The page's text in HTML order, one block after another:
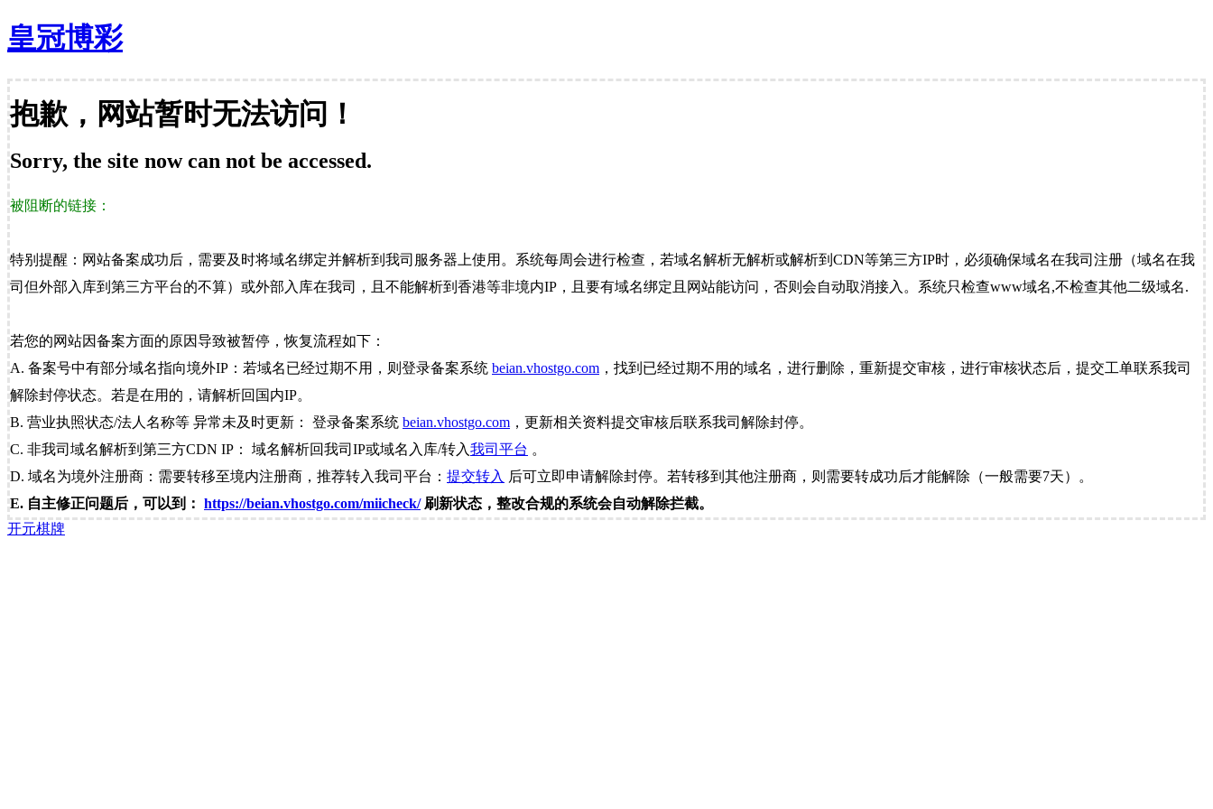
皇冠博彩
抱歉，网站暂时无法访问！
Sorry, the site now can not be accessed.
被阻断的链接：
特别提醒：网站备案成功后，需要及时将域名绑定并解析到我司服务器上使用。系统每周会进行检查，若域名解析无解析或解析到CDN等第三方IP时，必须确保域名在我司注册（域名在我
司但外部入库到第三方平台的不算）或外部入库在我司，且不能解析到香港等非境内IP，且要有域名绑定且网站能访问，否则会自动取消接入。系统只检查www域名,不检查其他二级域名.
若您的网站因备案方面的原因导致被暂停，恢复流程如下：
A. 备案号中有部分域名指向境外IP：若域名已经过期不用，则登录备案系统 beian.vhostgo.com ，找到已经过期不用的域名，进行删除，重新提交审核，进行审核状态后，提交工单联系我司
解除封停状态。若是在用的，请解析回国内IP。
B. 营业执照状态/法人名称等 异常未及时更新： 登录备案系统 beian.vhostgo.com ，更新相关资料提交审核后联系我司解除封停。
C. 非我司域名解析到第三方CDN IP： 域名解析回我司IP或域名入库/转入我司平台 。
D. 域名为境外注册商：需要转移至境内注册商，推荐转入我司平台： 提交转入 后可立即申请解除封停。若转移到其他注册商，则需要转成功后才能解除（一般需要7天）。
E. 自主修正问题后，可以到： https://beian.vhostgo.com/miicheck/刷新状态，整改合规的系统会自动解除拦截。
开元棋牌